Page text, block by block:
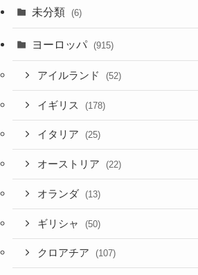
未分類 (6)
ヨーロッパ (915)
アイルランド (52)
イギリス (178)
イタリア (25)
オーストリア (22)
オランダ (13)
ギリシャ (50)
クロアチア (107)